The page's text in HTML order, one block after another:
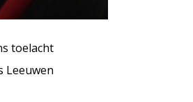
toelacht
Leeuwen